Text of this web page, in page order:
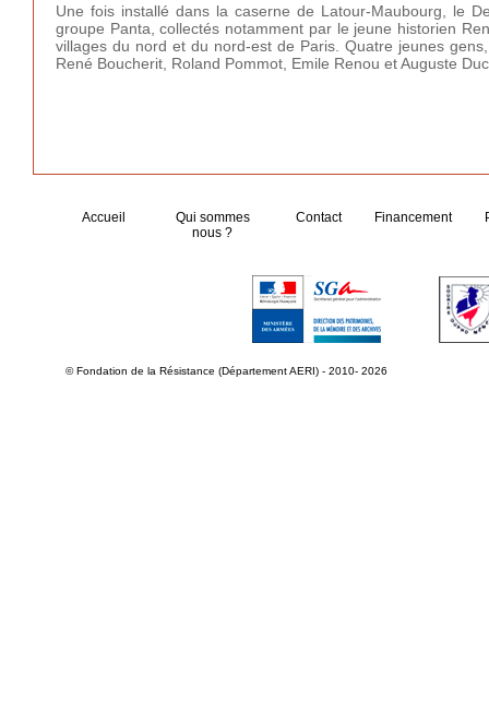
Une fois installé dans la caserne de Latour-Maubourg, le
groupe Panta, collectés notamment par le jeune historien
villages du nord et du nord-est de Paris. Quatre jeunes
René Boucherit, Roland Pommot, Emile Renou et Auguste
Accueil
Qui sommes
nous ?
Contact Financement
© Fondation de la Résistance (Département AERI) - 2010- 2026